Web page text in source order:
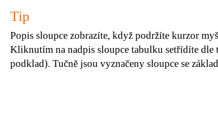
Tip
Popis sloupce zobrazíte, když podržíte kurzor
Kliknutím na nadpis sloupce tabulku setřídíte dle
podklad). Tučně jsou vyznačeny sloupce se